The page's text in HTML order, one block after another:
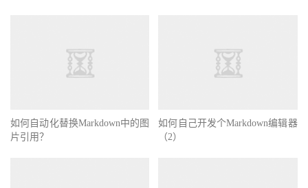
如何自动化替换Markdown中的图
片引用？
如何自己开发个Markdown编辑器
（2）